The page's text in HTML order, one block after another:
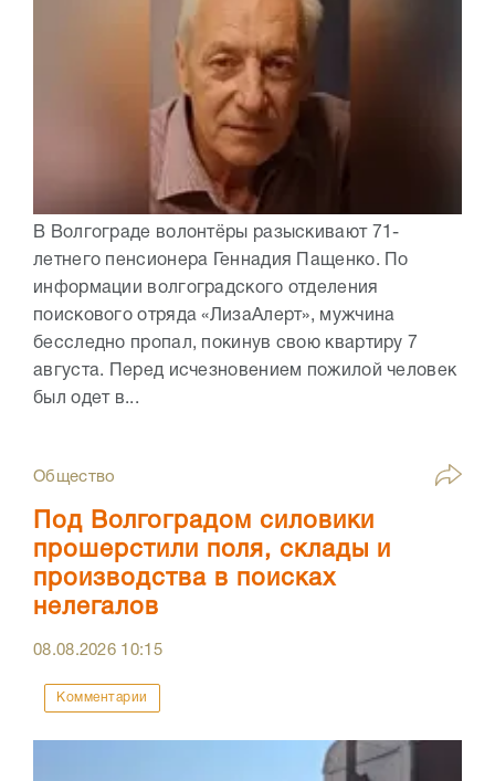
В Волгограде волонтёры разыскивают 71-
летнего пенсионера Геннадия Пащенко. По
информации волгоградского отделения
поискового отряда «ЛизаАлерт», мужчина
бесследно пропал, покинув свою квартиру 7
августа. Перед исчезновением пожилой человек
был одет в...
Общество
Под Волгоградом силовики
прошерстили поля, склады и
производства в поисках
нелегалов
08.08.2026 10:15
Комментарии